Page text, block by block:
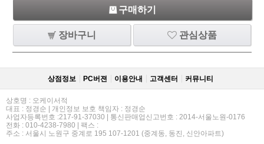
구매하기
장바구니 관심상품
상점정보 PC버젼 이용안내 고객센터 커뮤니티
상호명 : 오케이서적
대표 : 정경순 | 개인정보 보호 책임자 : 정경순
사업자등록번호 :217-91-37030 | 통신판매업신고번호 : 2014-서울노원-0176
전화 : 010-4238-7980 | 팩스 :
주소 : 서울시 노원구 중계로 195 107-1201 (중계동, 동진, 신안아파트)